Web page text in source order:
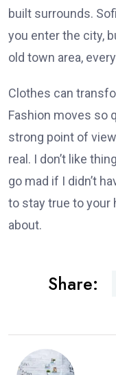
built surrounds.
you enter the city,
old town area,
Clothes can
Fashion moves so
strong point of
real. I don’t like
go mad if I didn’t
to stay true to your
about.
Share: